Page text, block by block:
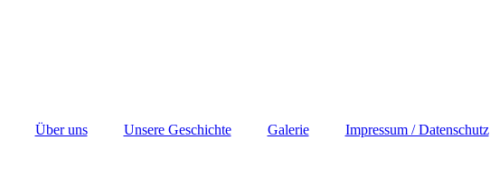
Über uns Unsere Geschichte Galerie Impressum / Datenschutz